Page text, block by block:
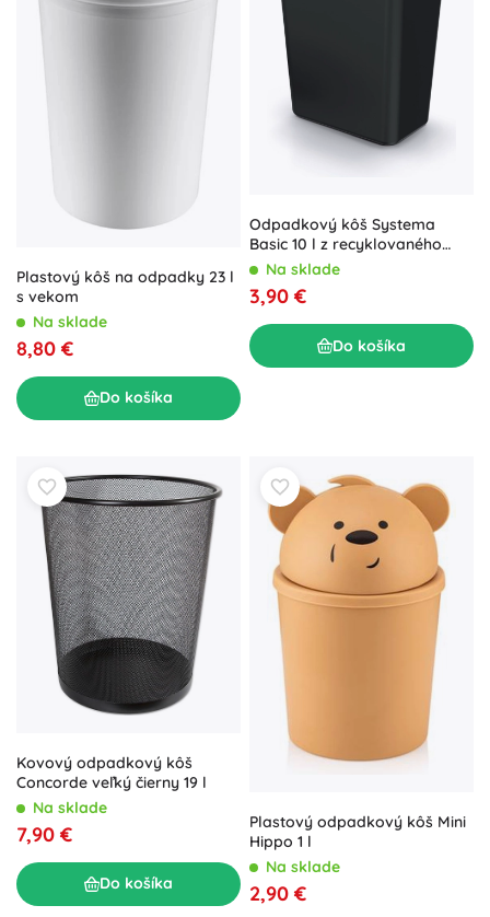
Plastový kôš na odpadky 23 l
s vekom
Na sklade
8,80 €
Do košíka
Odpadkový kôš Systema
Basic 10 l z recyklovaného
plastu, čierny
Na sklade
3,90 €
Do košíka
Kovový odpadkový kôš
Concorde veľký čierny 19 l
Na sklade
7,90 €
Do košíka
Plastový odpadkový kôš Mini
Hippo 1 l
Na sklade
2,90 €